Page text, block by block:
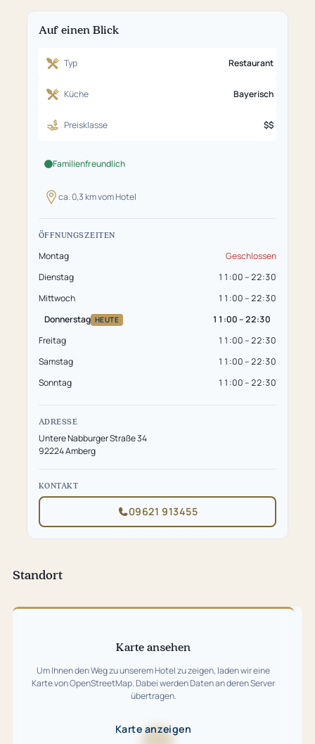
Auf einen Blick
Typ Restaurant
Küche Bayerisch
Preisklasse $$
Familienfreundlich
ca. 0,3 km vom Hotel
ÖFFNUNGSZEITEN
Montag
Geschlossen
Dienstag
11:00 – 22:30
Mittwoch
11:00 – 22:30
Donnerstag HEUTE
11:00 – 22:30
Freitag
11:00 – 22:30
Samstag
11:00 – 22:30
Sonntag
11:00 – 22:30
ADRESSE
Untere Nabburger Straße 34
92224 Amberg
KONTAKT
09621 913455
Standort
Karte
Karte ansehen
Um Ihnen den Weg zu unserem Hotel zu zeigen, laden wir eine
Karte von OpenStreetMap. Dabei werden Daten an deren Server
übertragen.
Karte anzeigen